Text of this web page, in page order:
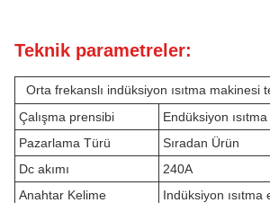
Teknik parametreler:
Orta frekanslı indüksiyon ısıtma makinesi
Çalışma prensibi
Endüksiyon
Pazarlama Türü
Sıradan Ürün
Dc akımı
240A
Anahtar Kelime
Indüksiyon ısıtma